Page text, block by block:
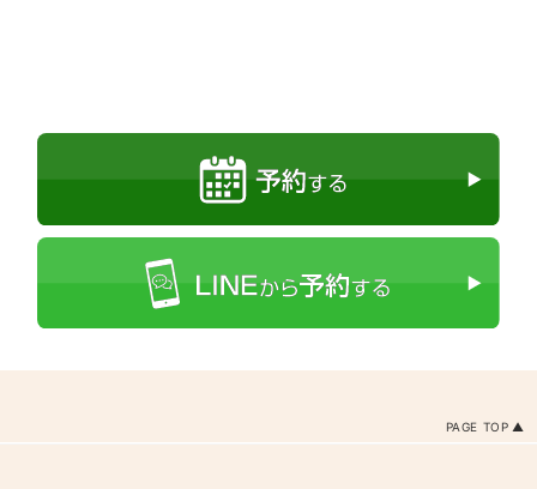
PAGE TOP